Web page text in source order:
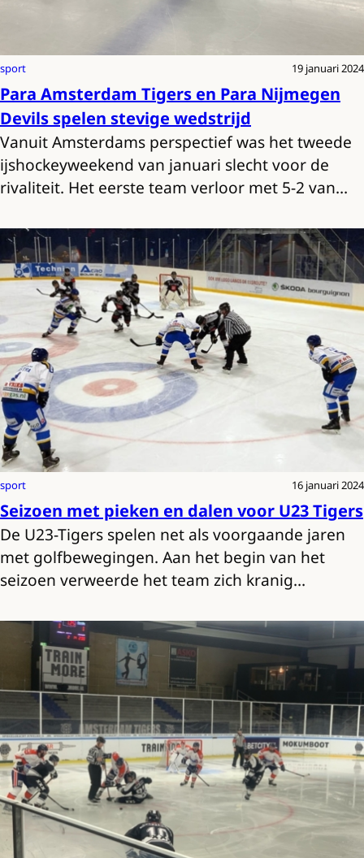
sport 19 januari 2024
Para Amsterdam Tigers en Para Nijmegen
Devils spelen stevige wedstrijd
Vanuit Amsterdams perspectief was het tweede
ijshockeyweekend van januari slecht voor de
rivaliteit. Het eerste team verloor met 5-2 van…
sport 16 januari 2024
Seizoen met pieken en dalen voor U23 Tigers
De U23-Tigers spelen net als voorgaande jaren
met golfbewegingen. Aan het begin van het
seizoen verweerde het team zich kranig…